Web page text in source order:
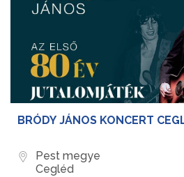
BRÓDY JÁNOS KONCERT
Pest megye
Cegléd